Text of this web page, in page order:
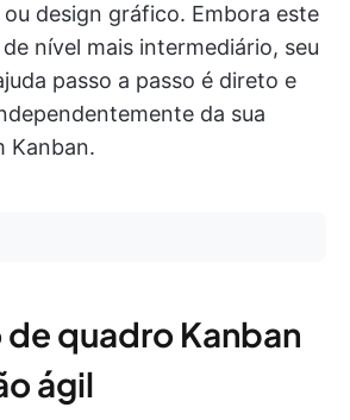
design gráfico. Embora este
nível mais intermediário, seu
passo a passo é direto e
da sua
Kanban.
quadro Kanban
ágil